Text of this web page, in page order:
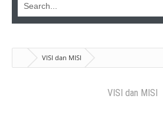
VISI dan MISI
VISI dan MISI